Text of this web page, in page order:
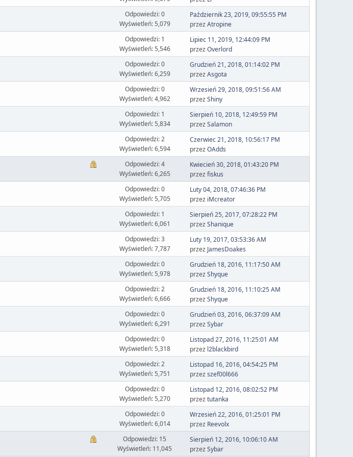
Odpowiedzi: 0
Wyświetleń: 5,079
Październik 23, 2019, 09:55:55 PM
przezAtropine
Odpowiedzi: 1
Wyświetleń: 5,546
Lipiec 11, 2019, 12:44:09 PM
przezOverlord
Odpowiedzi: 0
Wyświetleń: 6,259
Grudzień 21, 2018, 01:14:02 PM
przezAsgota
Odpowiedzi: 0
Wyświetleń: 4,962
Wrzesień 29, 2018, 09:51:56 AM
przezShiny
Odpowiedzi: 1
Wyświetleń: 5,834
Sierpień 10, 2018, 12:49:59 PM
przezSalamon
Odpowiedzi: 2
Wyświetleń: 6,594
Czerwiec 21, 2018, 10:56:17 PM
przezOAdds
Odpowiedzi: 4
Wyświetleń: 6,265
Kwiecień 30, 2018, 01:43:20 PM
przezfiskus
Odpowiedzi: 0
Wyświetleń: 5,705
Luty 04, 2018, 07:46:36 PM
przez iMcreator
Odpowiedzi: 1
Wyświetleń: 6,061
Sierpień 25, 2017, 07:28:22 PM
przezShanique
Odpowiedzi: 3
Wyświetleń: 7,787
Luty 19, 2017, 03:53:36 AM
przez JamesDoakes
Odpowiedzi: 0
Wyświetleń: 5,978
Grudzień 18, 2016, 11:17:50 AM
przezShyque
Odpowiedzi: 2
Wyświetleń: 6,666
Grudzień 18, 2016, 11:10:25 AM
przezShyque
Odpowiedzi: 0
Wyświetleń: 6,291
Grudzień 03, 2016, 06:37:09 AM
przezSybar
Odpowiedzi: 0
Wyświetleń: 5,318
Listopad 27, 2016, 11:25:01 AM
przez l2blackbird
Odpowiedzi: 2
Wyświetleń: 5,751
Listopad 16, 2016, 04:54:25 PM
przezszef00l666
Odpowiedzi: 0
Wyświetleń: 5,270
Listopad 12, 2016, 08:02:52 PM
przeztutanka
Odpowiedzi: 0
Wyświetleń: 6,014
Wrzesień 22, 2016, 01:25:01 PM
przez Reevolx
Odpowiedzi: 15
Wyświetleń: 11,045
Sierpień 12, 2016, 10:06:10 AM
przezSybar